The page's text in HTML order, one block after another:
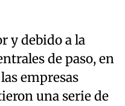
y debido a la
de paso, en
empresas
una serie de